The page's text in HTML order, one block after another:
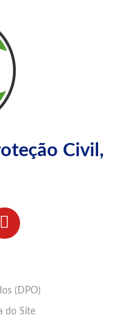
Civil,
(DPO)
do Site